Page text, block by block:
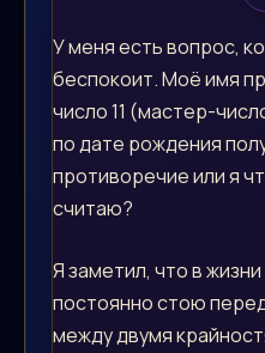
У меня есть вопрос,
беспокоит. Моё имя
число 11 (мастер-
по дате рождения
противоречие или я
считаю?
Я заметил, что в
постоянно стою
между двумя